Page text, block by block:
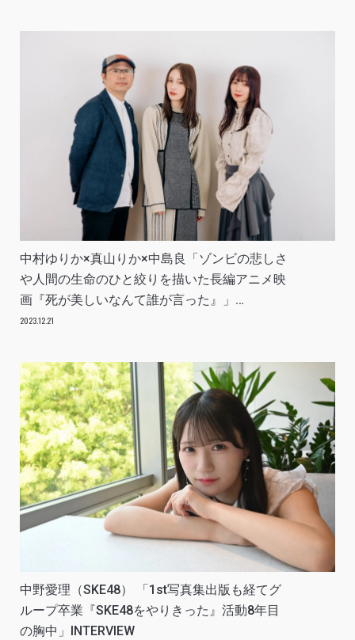
中村ゆりか×真山りか×中島良「ゾンビの悲しさ
や人間の生命のひと絞りを描いた長編アニメ映
画『死が美しいなんて誰が言った』」
INTERVIEW
2023.12.21
中野愛理（SKE48） 「1st写真集出版も経てグ
ループ卒業『SKE48をやりきった』活動8年目
の胸中」INTERVIEW